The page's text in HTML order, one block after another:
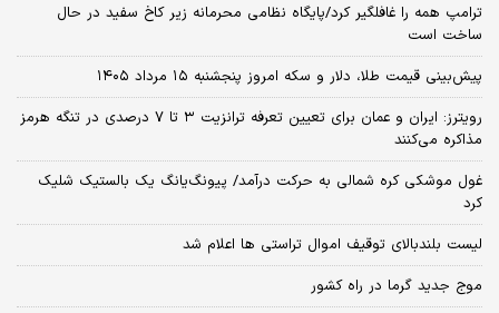
ترامپ همه را غافلگیر کرد/پایگاه نظامی محرمانه زیر کاخ سفید در حال
ساخت است
پیش‌بینی قیمت طلا، دلار و سکه امروز پنجشنبه ۱۵ مرداد ۱۴۰۵
رویترز: ایران و عمان برای تعیین تعرفه ترانزیت ۳ تا ۷ درصدی در تنگه هرمز
مذاکره می‌کنند
غول موشکی کره شمالی به حرکت درآمد/ پیونگ‌یانگ یک بالستیک شلیک
کرد
لیست بلندبالای توقیف اموال تراستی ها اعلام شد
موج جدید گرما در راه کشور